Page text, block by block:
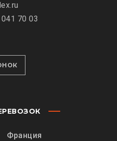
70 03
Франция